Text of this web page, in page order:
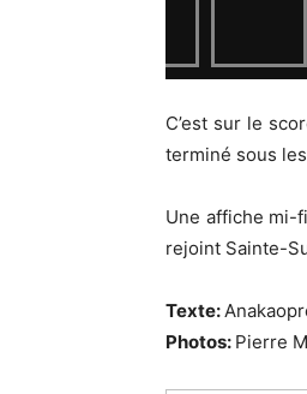
C’est sur le
terminé sous
Une affiche mi-
rejoint Sainte-
Texte:
Photos: Pierre